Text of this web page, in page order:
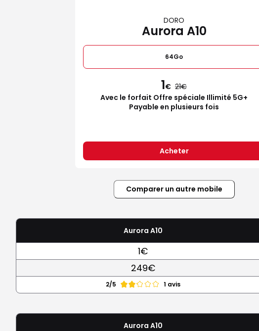
DORO
Aurora A10
64Go
1€ 21
Avec le forfait Offre spéciale Illimité 5G+
Payable en plusieurs fois
Acheter
Comparer un autre mobile
Aurora A10
1€
249€
2/5 1 avis
Aurora A10